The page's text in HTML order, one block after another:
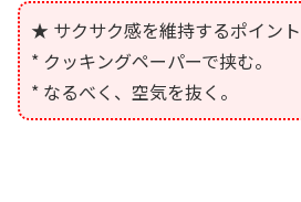
★ サクサク感を維持するポイント
* クッキングペーパーで挟む。
* なるべく、空気を抜く。